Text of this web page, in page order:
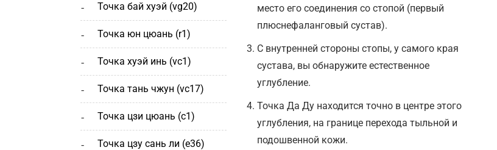
точка бай хуэй (vg20)
точка юн цюань (r1)
точка хуэй инь (vc1)
точка тань чжун (vc17)
точка цзи цюань (с1)
точка цзу сань ли (e36)
место его соединения со стопой (первый
плюснефаланговый сустав).
С внутренней стороны стопы, у самого края
сустава, вы обнаружите естественное
углубление.
Точка Да Ду находится точно в центре этого
углубления, на границе перехода тыльной и
подошвенной кожи.